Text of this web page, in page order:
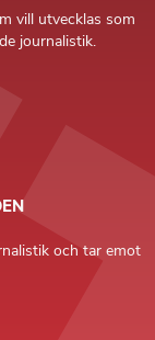
vill utvecklas som
journalistik.
och tar emot